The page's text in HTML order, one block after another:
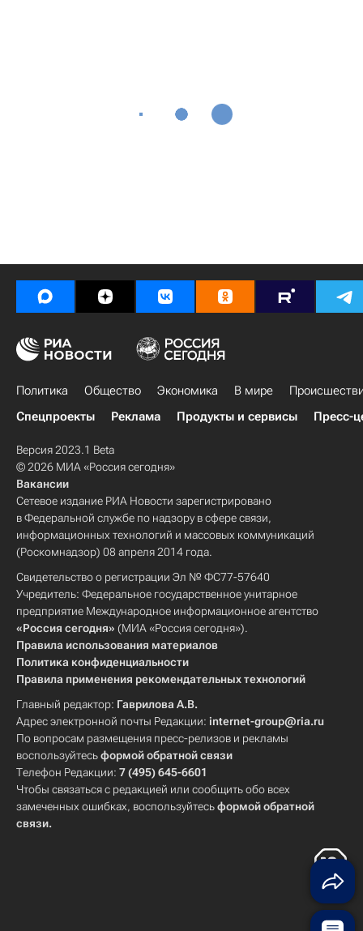
Политика Общество Экономика В мире
Спецпроекты
Реклама Продукты и сервисы Пресс-
Версия 2023.1 Beta
© 2026 МИА «Россия сегодня»
Вакансии
Сетевое издание РИА Новости зарегистрировано
в Федеральной службе по надзору в сфере связи,
информационных технологий и массовых коммуникаций
(Роскомнадзор) 08 апреля 2014 года.
Свидетельство о регистрации Эл № ФС77-57640
Учредитель: Федеральное государственное унитарное
предприятие Международное информационное агентство
«Россия сегодня» (МИА «Россия сегодня»).
Правила использования материалов
Политика конфиденциальности
Правила применения рекомендательных технологий
Главный редактор: Гаврилова А.В.
Адрес электронной почты Редакции: internet-group@ria.ru
По вопросам размещения пресс-релизов и рекламы
воспользуйтесьформой обратной связи
Телефон Редакции: 7 (495) 645-6601
Чтобы связаться с редакцией или сообщить обо всех
замеченных ошибках, воспользуйтесьформой обратной
связи.